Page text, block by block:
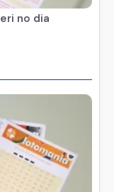
no dia